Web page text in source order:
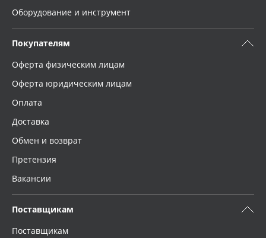
Оборудование и инструмент
Покупателям
Оферта физическим лицам
Оферта юридическим лицам
Оплата
Доставка
Обмен и возврат
Претензия
Вакансии
Поставщикам
Поставщикам